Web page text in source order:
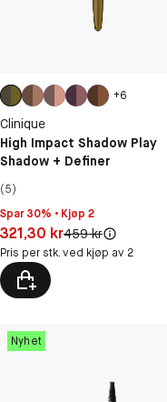
+6
Clinique
High Impact Shadow Play
Shadow + Definer
(5)
Spar 30% • Kjøp 2
Pris: 321,30 kr
321,30 krOriginal pris:
459 kr
Pris per stk. ved kjøp av 2
Nyhet